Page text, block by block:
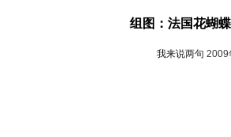
组图：法国花蝴
我来说两句 2009